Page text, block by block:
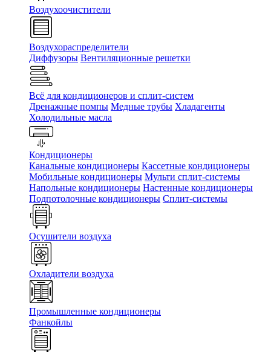
Воздухоочистители
Воздухораспределители
Диффузоры Вентиляционные решетки
Всё для кондиционеров и сплит-систем
Дренажные помпы Медные трубы Хладагенты
Холодильные масла
Кондиционеры
Канальные кондиционеры Кассетные кондиционеры
Мобильные кондиционеры Мульти сплит-системы
Напольные кондиционеры Настенные кондиционеры
Подпотолочные кондиционеры Сплит-системы
Осушители воздуха
Охладители воздуха
Промышленные кондиционеры
Фанкойлы